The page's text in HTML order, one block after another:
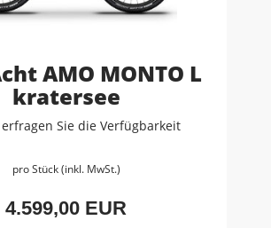
AMO MONTO L
kratersee
Sie die Verfügbarkeit
pro Stück (inkl. MwSt.)
4.599,00 EUR